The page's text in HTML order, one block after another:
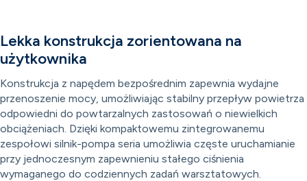
Lekka konstrukcja zorientowana na
użytkownika
Konstrukcja z napędem bezpośrednim zapewnia wydajne
przenoszenie mocy, umożliwiając stabilny przepływ powietrza
odpowiedni do powtarzalnych zastosowań o niewielkich
obciążeniach. Dzięki kompaktowemu zintegrowanemu
zespołowi silnik-pompa seria umożliwia częste uruchamianie
przy jednoczesnym zapewnieniu stałego ciśnienia
wymaganego do codziennych zadań warsztatowych.